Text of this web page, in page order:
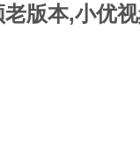
版本,小优